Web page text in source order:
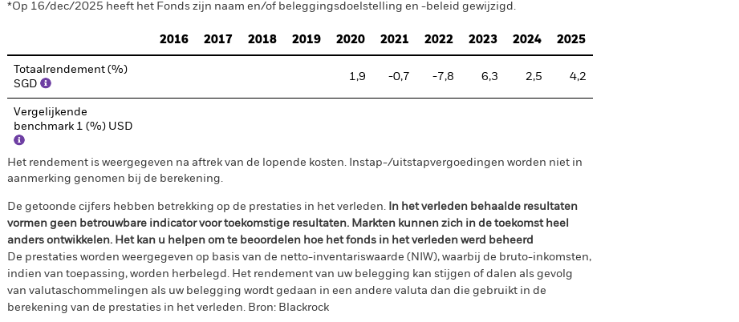
*Op 16/dec/2025 heeft het Fonds zijn naam en/of beleggingsdoelstelling en -beleid gewijzigd.
2016 2017 2018 2019 2020 2021 2022 2023 2024 2025
Totaalrendement (%)
SGD
1,9 -0,7 -7,8 6,3 2,5 4,2
Vergelijkende
benchmark 1 (%) USD
Het rendement is weergegeven na aftrek van de lopende kosten. Instap-/uitstapvergoedingen worden niet in
aanmerking genomen bij de berekening.
De getoonde cijfers hebben betrekking op de prestaties in het verleden. In het verleden behaalde resultaten
vormen geen betrouwbare indicator voor toekomstige resultaten. Markten kunnen zich in de toekomst heel
anders ontwikkelen. Het kan u helpen om te beoordelen hoe het fonds in het verleden werd beheerd
De prestaties worden weergegeven op basis van de netto-inventariswaarde (NIW), waarbij de bruto-inkomsten,
indien van toepassing, worden herbelegd. Het rendement van uw belegging kan stijgen of dalen als gevolg
van valutaschommelingen als uw belegging wordt gedaan in een andere valuta dan die gebruikt in de
berekening van de prestaties in het verleden. Bron: Blackrock